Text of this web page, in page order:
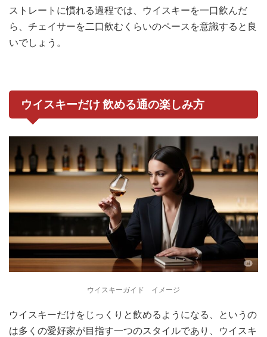
ストレートに慣れる過程では、ウイスキーを一口飲んだ
ら、チェイサーを二口飲むくらいのペースを意識すると良
いでしょう。
ウイスキーだけ 飲める通の楽しみ方
ウイスキーガイド イメージ
ウイスキーだけをじっくりと飲めるようになる、というの
は多くの愛好家が目指す一つのスタイルであり、ウイスキ